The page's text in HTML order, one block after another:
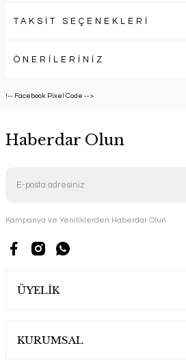
TAKSİT SEÇENEKLERİ
ÖNERİLERİNİZ
!-- Facebook Pixel Code -->
Haberdar Olun
Kampanya ve Yeniliklerden Haberdar Olun
ÜYELİK
KURUMSAL